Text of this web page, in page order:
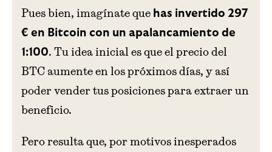
Pues bien, imagínate que has invertido 297
€ en Bitcoin con un apalancamiento de
1:100. Tu idea inicial es que el precio del
BTC aumente en los próximos días, y así
poder vender tus posiciones para extraer un
beneficio.
Pero resulta que, por motivos inesperados